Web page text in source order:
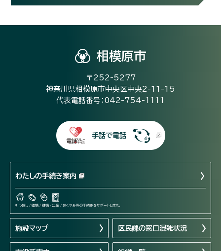
相模原市
〒252-5277
神奈川県相模原市中央区中央2-11-15
代表電話番号：042-754-1111
手話で電話
わたしの手続き案内
引っ越し / 結婚 / 離婚 / 出産 / おくやみ等の手続きをサポートします。
施設マップ 区民課の窓口混雑状況